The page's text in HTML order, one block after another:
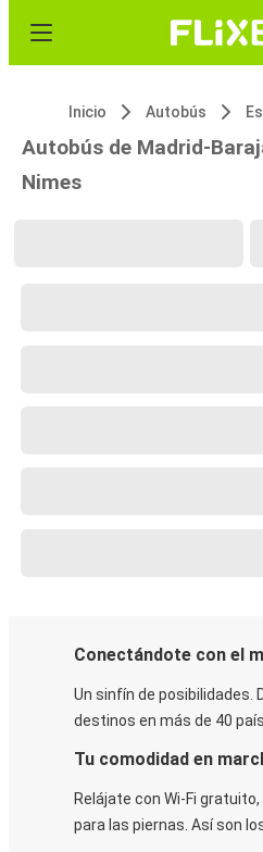
Inicio Autobús
Autobús de Madrid-
Nimes
Conectándote con el
Un sinfín de posibilidades.
destinos en más de 40
Tu comodidad en
Relájate con Wi-Fi
para las piernas. Así son